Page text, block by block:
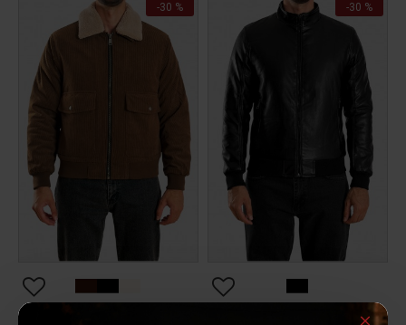
-30 % -30 %
Ανδρικό μπουφάν PHILL